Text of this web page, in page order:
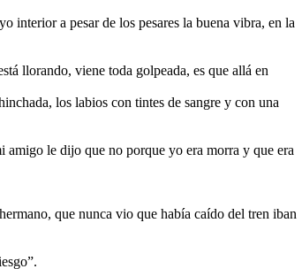
interior a pesar de los pesares la buena vibra, en la
llorando, viene toda golpeada, es que allá en
los labios con tintes de sangre y con una
amigo le dijo que no porque yo era morra y que era
que nunca vio que había caído del tren iban